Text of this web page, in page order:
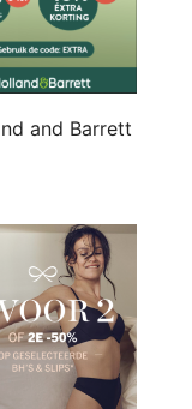
and Barrett